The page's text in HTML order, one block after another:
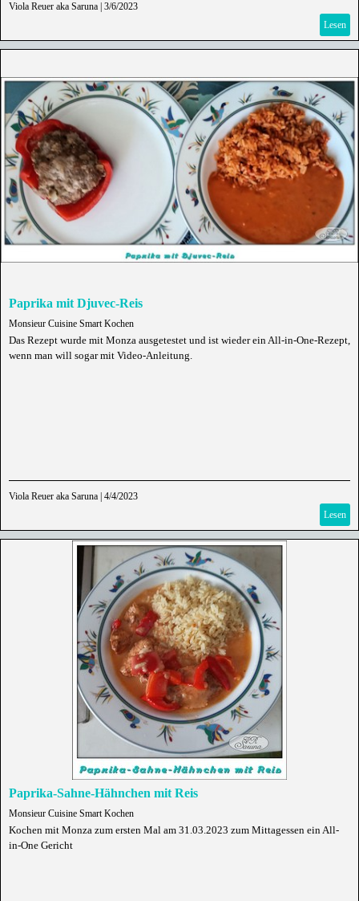
Viola Reuer aka Saruna 3/6/2023
Lesen
Paprika mit Djuvec-Reis
Monsieur Cuisine Smart Kochen
Das Rezept wurde mit Monza ausgetestet und ist wieder ein All-in-One-Rezept,
wenn man will sogar mit Video-Anleitung.
Viola Reuer aka Saruna 4/4/2023
Lesen
Paprika-Sahne-Hähnchen mit Reis
Monsieur Cuisine Smart Kochen
Kochen mit Monza zum ersten Mal am 31.03.2023 zum Mittagessen ein All-
in-One Gericht